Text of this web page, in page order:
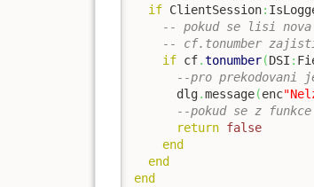
if ClientSession:
-- pokud se lisi
-- cf.tonumber
if cf.tonumber(DSI :
--pro prekodovani
      dlg
.message(enc
--pokud se z
return false
end
end
end